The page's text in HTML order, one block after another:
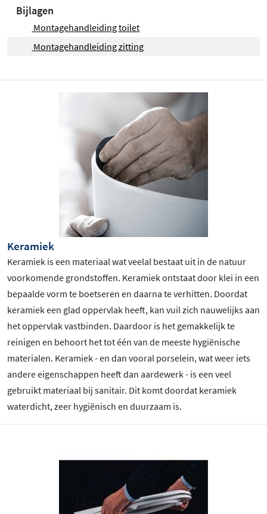
Bijlagen
Montagehandleiding toilet
Montagehandleiding zitting
Keramiek
Keramiek is een materiaal wat veelal bestaat uit in de natuur
voorkomende grondstoffen. Keramiek ontstaat door klei in een
bepaalde vorm te boetseren en daarna te verhitten. Doordat
keramiek een glad oppervlak heeft, kan vuil zich nauwelijks aan
het oppervlak vastbinden. Daardoor is het gemakkelijk te
reinigen en behoort het tot één van de meeste hygiënische
materialen. Keramiek - en dan vooral porselein, wat weer iets
andere eigenschappen heeft dan aardewerk - is een veel
gebruikt materiaal bij sanitair. Dit komt doordat keramiek
waterdicht, zeer hygiënisch en duurzaam is.